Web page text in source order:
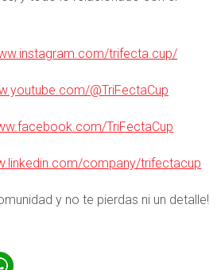
trifecta.cup/
@TriFectaCup
TriFectaCup
company/trifectacup
y no te pierdas ni un detalle!